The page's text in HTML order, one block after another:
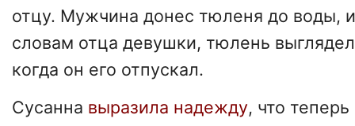
отцу. Мужчина донес тюленя до воды,
словам отца девушки, тюлень
когда он его отпускал.
Сусанна выразила надежду, что